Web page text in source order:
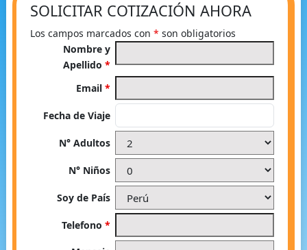
SOLICITAR COTIZACIÓN AHORA
Los campos marcados con * son obligatorios
Nombre y
Apellido*
Email*
Fecha de Viaje
N° Adultos
N° Niños
Soy de País
Telefono*